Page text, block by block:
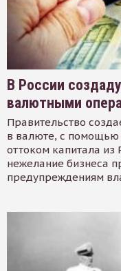
В России
валютными
Правительство
в валюте, с помощью
оттоком капитала из
нежелание бизнеса
предупреждениям